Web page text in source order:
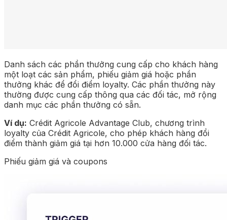
Danh sách các phần thưởng cung cấp cho khách hàng
một loạt các sản phẩm, phiếu giảm giá hoặc phần
thưởng khác để đổi điểm loyalty. Các phần thưởng này
thường được cung cấp thông qua các đối tác, mở rộng
danh mục các phần thưởng có sẵn.
Ví dụ: Crédit Agricole Advantage Club, chương trình
loyalty của Crédit Agricole, cho phép khách hàng đổi
điểm thành giảm giá tại hơn 10.000 cửa hàng đối tác.
Phiếu giảm giá và coupons